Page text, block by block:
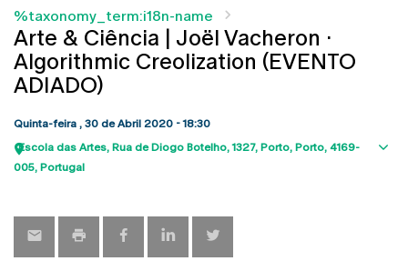
%taxonomy_term:i18n-name
Arte & Ciência | Joël Vacheron ·
Algorithmic Creolization (EVENTO
ADIADO)
Quinta-feira , 30 de Abril 2020 - 18:30
Escola das Artes Rua de Diogo Botelho, 1327 Porto Porto 4169-
005 Portugal